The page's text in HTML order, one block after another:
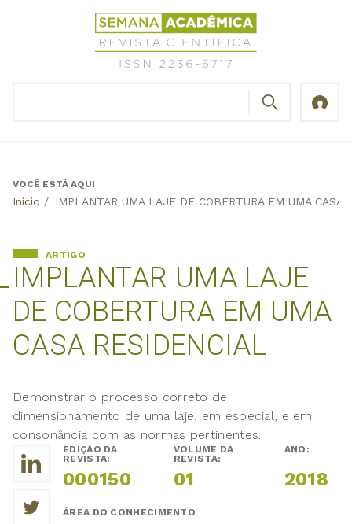
Revista
Científica
Semana
Back
VOCÊ ESTÁ AQUI
Início / IMPLANTAR UMA LAJE DE COBERTURA EM UMA CASA
IMPLANTAR UMA LAJE
DE COBERTURA EM UMA
CASA RESIDENCIAL
ARTIGO
Demonstrar o processo correto de
dimensionamento de uma laje, em especial, e em
consonância com as normas pertinentes.
EDIÇÃO DA
REVISTA:
000150
VOLUME DA
REVISTA:
01
ANO:
2018
ÁREA DO CONHECIMENTO